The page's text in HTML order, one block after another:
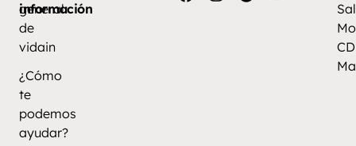
información
general
de
vidain
¿Cómo
te
podemos
ayudar?